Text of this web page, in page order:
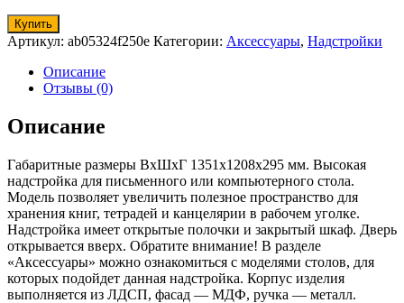
Купить
Артикул: ab05324f250e Категории: Аксессуары, Надстройки
Описание
Отзывы (0)
Описание
Габаритные размеры ВхШхГ 1351x1208x295 мм. Высокая
надстройка для письменного или компьютерного стола.
Модель позволяет увеличить полезное пространство для
хранения книг, тетрадей и канцелярии в рабочем уголке.
Надстройка имеет открытые полочки и закрытый шкаф. Дверь
открывается вверх. Обратите внимание! В разделе
«Аксессуары» можно ознакомиться с моделями столов, для
которых подойдет данная надстройка. Корпус изделия
выполняется из ЛДСП, фасад — МДФ, ручка — металл.